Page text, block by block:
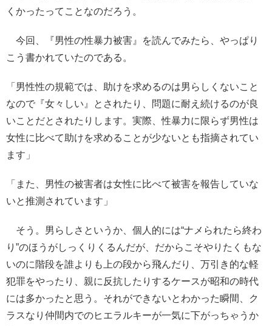
くかったってことなのだろう。
今回、『男性の性暴力被害』を読んでみたら、やっぱり
こう書かれていたのである。
「男性性の規範では、助けを求めるのは男らしくないこと
なので『女々しい』とされたり、問題に耐え続けるのが良
いことだとされたりします。実際、性暴力に限らず男性は
女性に比べて助けを求めることが少ないとも指摘されてい
ます」
「また、男性の被害者は女性に比べて被害を報告していな
いと推測されています」
そう。男らしさというか、個人的には“ナメられたら終わ
り”のほうがしっくりくるんだが、だからこそやりたくもな
いのに階段を誰よりも上の段から飛んだり、万引き的な軽
犯罪をやったり、親に反抗したりするケースが昭和の時代
には多かったと思う。それができないとわかった瞬間、ク
ラスなり仲間内でのヒエラルキーが一気に下がっちゃうか